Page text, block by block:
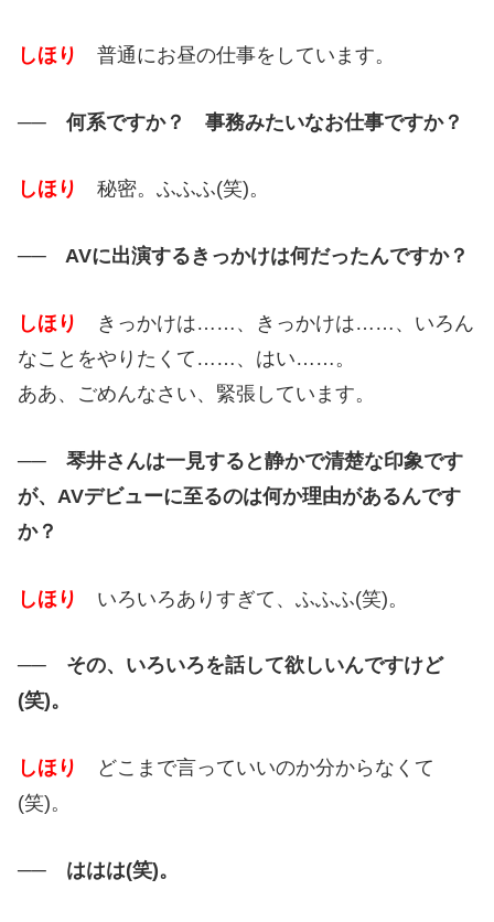
しほり 普通にお昼の仕事をしています。
── 何系ですか？ 事務みたいなお仕事ですか？
しほり 秘密。ふふふ(笑)。
── AVに出演するきっかけは何だったんですか？
しほり
きっかけは……、きっかけは……、いろん
なことをやりたくて……、はい……。
ああ、ごめんなさい、緊張しています。
── 琴井さんは一見すると静かで清楚な印象です
が、AVデビューに至るのは何か理由があるんです
か？
しほり いろいろありすぎて、ふふふ(笑)。
── その、いろいろを話して欲しいんですけど
(笑)。
しほり
どこまで言っていいのか分からなくて
(笑)。
── ははは(笑)。